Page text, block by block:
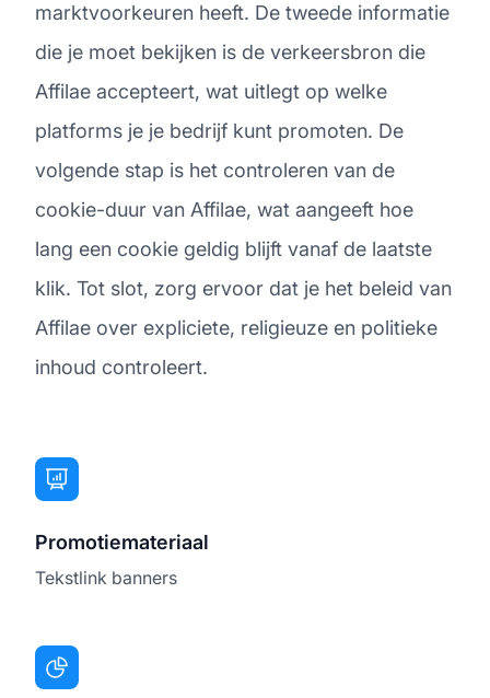
marktvoorkeuren heeft. De tweede informatie
die je moet bekijken is de verkeersbron die
Affilae accepteert, wat uitlegt op welke
platforms je je bedrijf kunt promoten. De
volgende stap is het controleren van de
cookie-duur van Affilae, wat aangeeft hoe
lang een cookie geldig blijft vanaf de laatste
klik. Tot slot, zorg ervoor dat je het beleid van
Affilae over expliciete, religieuze en politieke
inhoud controleert.
Promotiemateriaal
Tekstlink banners